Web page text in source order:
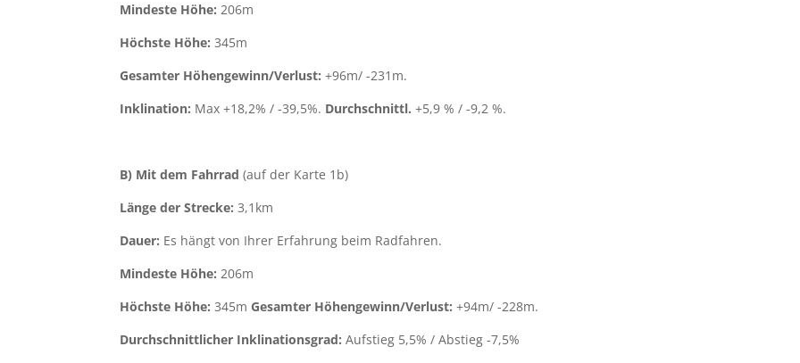
Mindeste Höhe:206m
Höchste Höhe: 345m
Gesamter Höhengewinn/Verlust:+96m/ -231m.
Inklination: Max +18,2% / -39,5%. Durchschnittl. +5,9 % / -9,2 %.
B) Mit dem Fahrrad (auf der Karte 1b)
Länge der Strecke: 3,1km
Dauer: Es hängt von Ihrer Erfahrung beim Radfahren.
Mindeste Höhe:206m
Höchste Höhe: 345m Gesamter Höhengewinn/Verlust:+94m/ -228m.
Durchschnittlicher Inklinationsgrad: Aufstieg 5,5% / Abstieg -7,5%